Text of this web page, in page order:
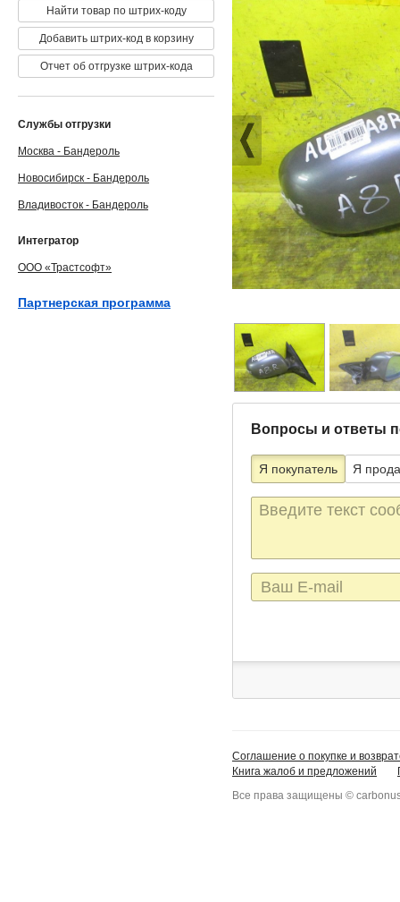
Вопросы и ответы
Я покупатель Я
Текст
сообщения
E-
mail
Найти товар по штрих-коду
Добавить штрих-код в корзину
Отчет об отгрузке штрих-кода
Службы отгрузки
Москва - Бандероль
Новосибирск - Бандероль
Владивосток - Бандероль
Интегратор
ООО «Трастсофт»
Партнерская программа
Соглашение о покупке и
Книга жалоб и предложений
Все права защищены ©